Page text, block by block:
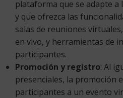
plataforma que se adapte a
y que ofrezca las
salas de reuniones
en vivo, y herramientas de
participantes.
Promoción y registro: Al
presenciales, la promoción
participantes a un evento